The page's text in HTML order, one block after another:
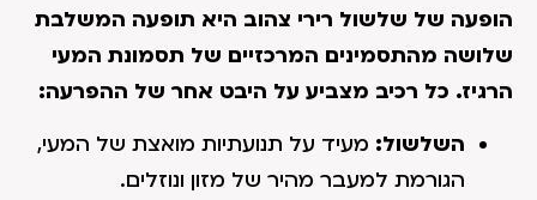
הופעה של שלשול רירי צהוב היא תופעה המשלבת
שלושה מהתסמינים המרכזיים של תסמונת המעי
הרגיז. כל רכיב מצביע על היבט אחר של ההפרעה:
השלשול: מעיד על תנועתיות מואצת של המעי,
הגורמת למעבר מהיר של מזון ונוזלים.